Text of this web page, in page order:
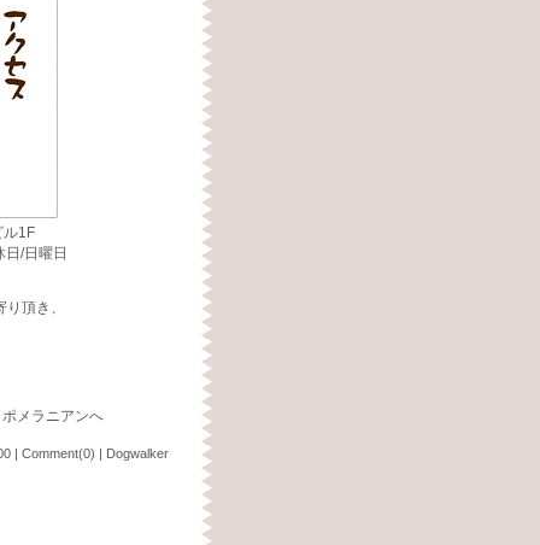
1F
/日曜日
頂き、
| Comment(0) | Dogwalker